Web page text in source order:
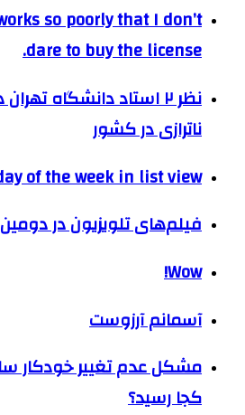
so poorly that I don’t
dare to buy the license.
نظر ۲ استاد دانشگاه
ناترازی در کشور
of the week in list view?
فیلم‌های تلویزیون در
Wow!
آسمانم آرزوست
مشکل عدم تغییر خودکار
کجا رسید؟